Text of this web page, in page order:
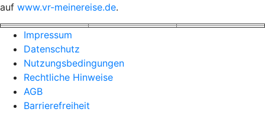
auf www.vr-meinereise.de.
Impressum
Datenschutz
Nutzungsbedingungen
Rechtliche Hinweise
AGB
Barrierefreiheit